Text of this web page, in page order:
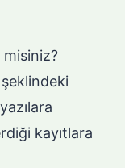
misiniz?
kayıtlara